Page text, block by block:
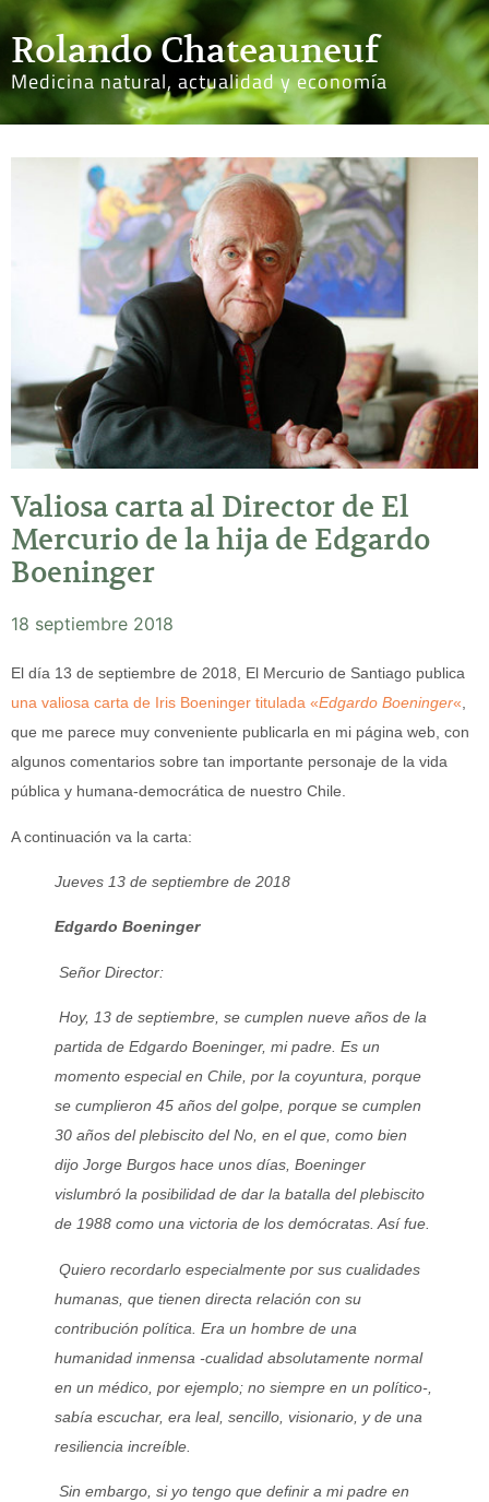
Rolando Chateauneuf
Medicina natural, actualidad y economía
Valiosa carta al Director de El
Mercurio de la hija de Edgardo
Boeninger
18 septiembre 2018
El día 13 de septiembre de 2018, El Mercurio de Santiago publica
una valiosa carta de Iris Boeninger titulada «Edgardo Boeninger«,
que me parece muy conveniente publicarla en mi página web, con
algunos comentarios sobre tan importante personaje de la vida
pública y humana-democrática de nuestro Chile.
A continuación va la carta:
Jueves 13 de septiembre de 2018
Edgardo Boeninger
Señor Director:
Hoy, 13 de septiembre, se cumplen nueve años de la
partida de Edgardo Boeninger, mi padre. Es un
momento especial en Chile, por la coyuntura, porque
se cumplieron 45 años del golpe, porque se cumplen
30 años del plebiscito del No, en el que, como bien
dijo Jorge Burgos hace unos días, Boeninger
vislumbró la posibilidad de dar la batalla del plebiscito
de 1988 como una victoria de los demócratas. Así fue.
Quiero recordarlo especialmente por sus cualidades
humanas, que tienen directa relación con su
contribución política. Era un hombre de una
humanidad inmensa -cualidad absolutamente normal
en un médico, por ejemplo; no siempre en un político-,
sabía escuchar, era leal, sencillo, visionario, y de una
resiliencia increíble.
Sin embargo, si yo tengo que definir a mi padre en